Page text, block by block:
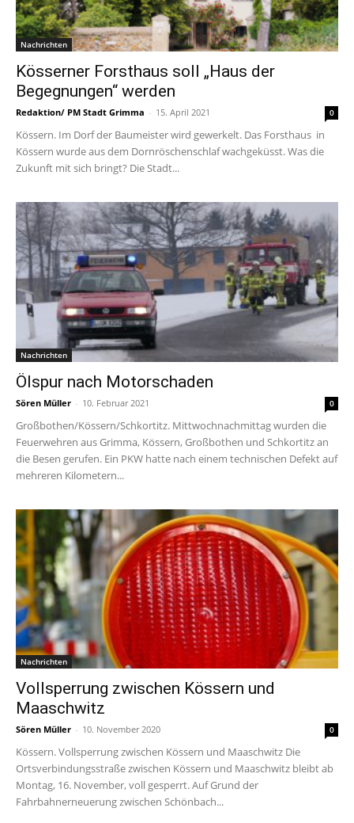
Nachrichten
Kösserner Forsthaus soll „Haus der
Begegnungen“ werden
Redaktion/ PM Stadt Grimma - 15. April 2021 0
Kössern. Im Dorf der Baumeister wird gewerkelt. Das Forsthaus in
Kössern wurde aus dem Dornröschenschlaf wachgeküsst. Was die
Zukunft mit sich bringt? Die Stadt...
Nachrichten
Ölspur nach Motorschaden
Sören Müller - 10. Februar 2021 0
Großbothen/Kössern/Schkortitz. Mittwochnachmittag wurden die
Feuerwehren aus Grimma, Kössern, Großbothen und Schkortitz an
die Besen gerufen. Ein PKW hatte nach einem technischen Defekt auf
mehreren Kilometern...
Nachrichten
Vollsperrung zwischen Kössern und
Maaschwitz
Sören Müller - 10. November 2020 0
Kössern. Vollsperrung zwischen Kössern und Maaschwitz Die
Ortsverbindungsstraße zwischen Kössern und Maaschwitz bleibt ab
Montag, 16. November, voll gesperrt. Auf Grund der
Fahrbahnerneuerung zwischen Schönbach...